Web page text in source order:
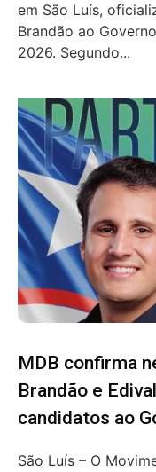
em São Luís,
Brandão ao
2026. Segundo...
MDB confirma
Brandão e
candidatos ao
São Luís – O